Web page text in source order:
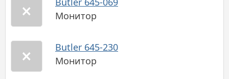
Монитор
Butler 645-230
Монитор